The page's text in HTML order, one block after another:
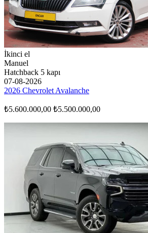
İkinci el
Manuel
Hatchback 5 kapı
07-08-2026
2026 Chevrolet Avalanche
₺5.600.000,00 ₺5.500.000,00